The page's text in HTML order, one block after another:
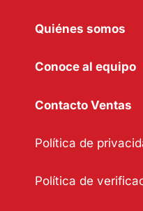
Quiénes somos
Conoce al equipo
Contacto Ventas
Política de
Política de